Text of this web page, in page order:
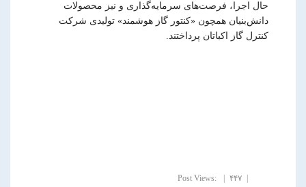
حال اجرا، فرصت‌های سرمایه‌گذاری و نیز محصولات
دانش‌بنیان همچون «کنتور گاز هوشمند» تولیدی شرکت
کنترل گاز اکباتان پرداختند.
Post Views: ۴۴۷